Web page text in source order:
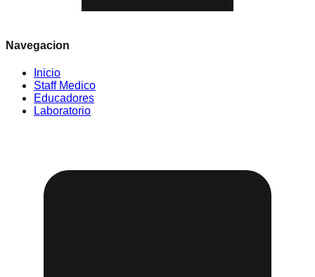
Navegacion
Inicio
Staff Medico
Educadores
Laboratorio